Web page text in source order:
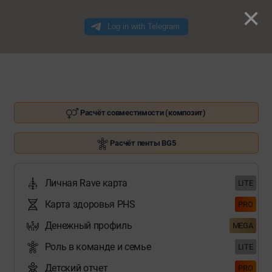
Расчёт совместимости (композит)
Расчёт пенты BG5
Личная Rave карта LITE
Карта здоровья PHS PRO
Денежный профиль MEGA
Роль в команде и семье LITE
Детский отчет PRO
×